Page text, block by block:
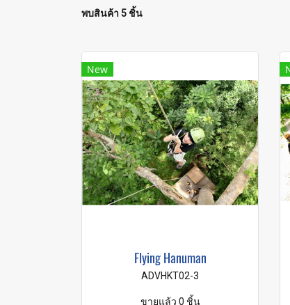
พบสินค้า 5 ชิ้น
New
Flying Hanuman
ADVHKT02-3
ขายแล้ว 0 ชิ้น